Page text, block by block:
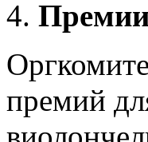
премий